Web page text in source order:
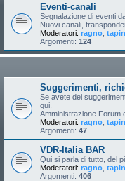
Eventi-canali
Segnalazione di eventi
Nuovi canali,
Moderatori: ragno
Argomenti: 124
Suggerimenti,
Se avete dei
qui.
Amministrazione Forum
Moderatori: ragno
Argomenti: 47
VDR-Italia BAR
Qui si parla di tutto, del
Moderatori: ragno
Argomenti: 406